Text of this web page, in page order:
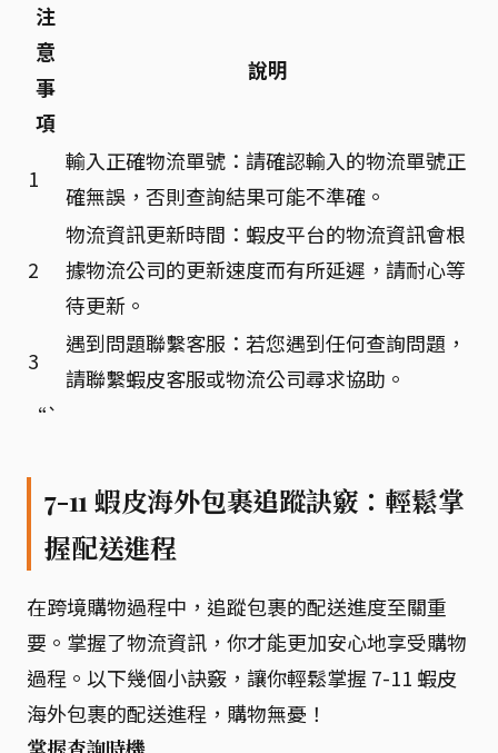
注
意
事
項
說明
1
輸入正確物流單號：請確認輸入的物流單號正
確無誤，否則查詢結果可能不準確。
2
物流資訊更新時間：蝦皮平台的物流資訊會根
據物流公司的更新速度而有所延遲，請耐心等
待更新。
3
遇到問題聯繫客服：若您遇到任何查詢問題，
請聯繫蝦皮客服或物流公司尋求協助。
“`
7-11 蝦皮海外包裹追蹤訣竅：輕鬆掌
握配送進程
在跨境購物過程中，追蹤包裹的配送進度至關重
要。掌握了物流資訊，你才能更加安心地享受購物
過程。以下幾個小訣竅，讓你輕鬆掌握 7-11 蝦皮
海外包裹的配送進程，購物無憂！